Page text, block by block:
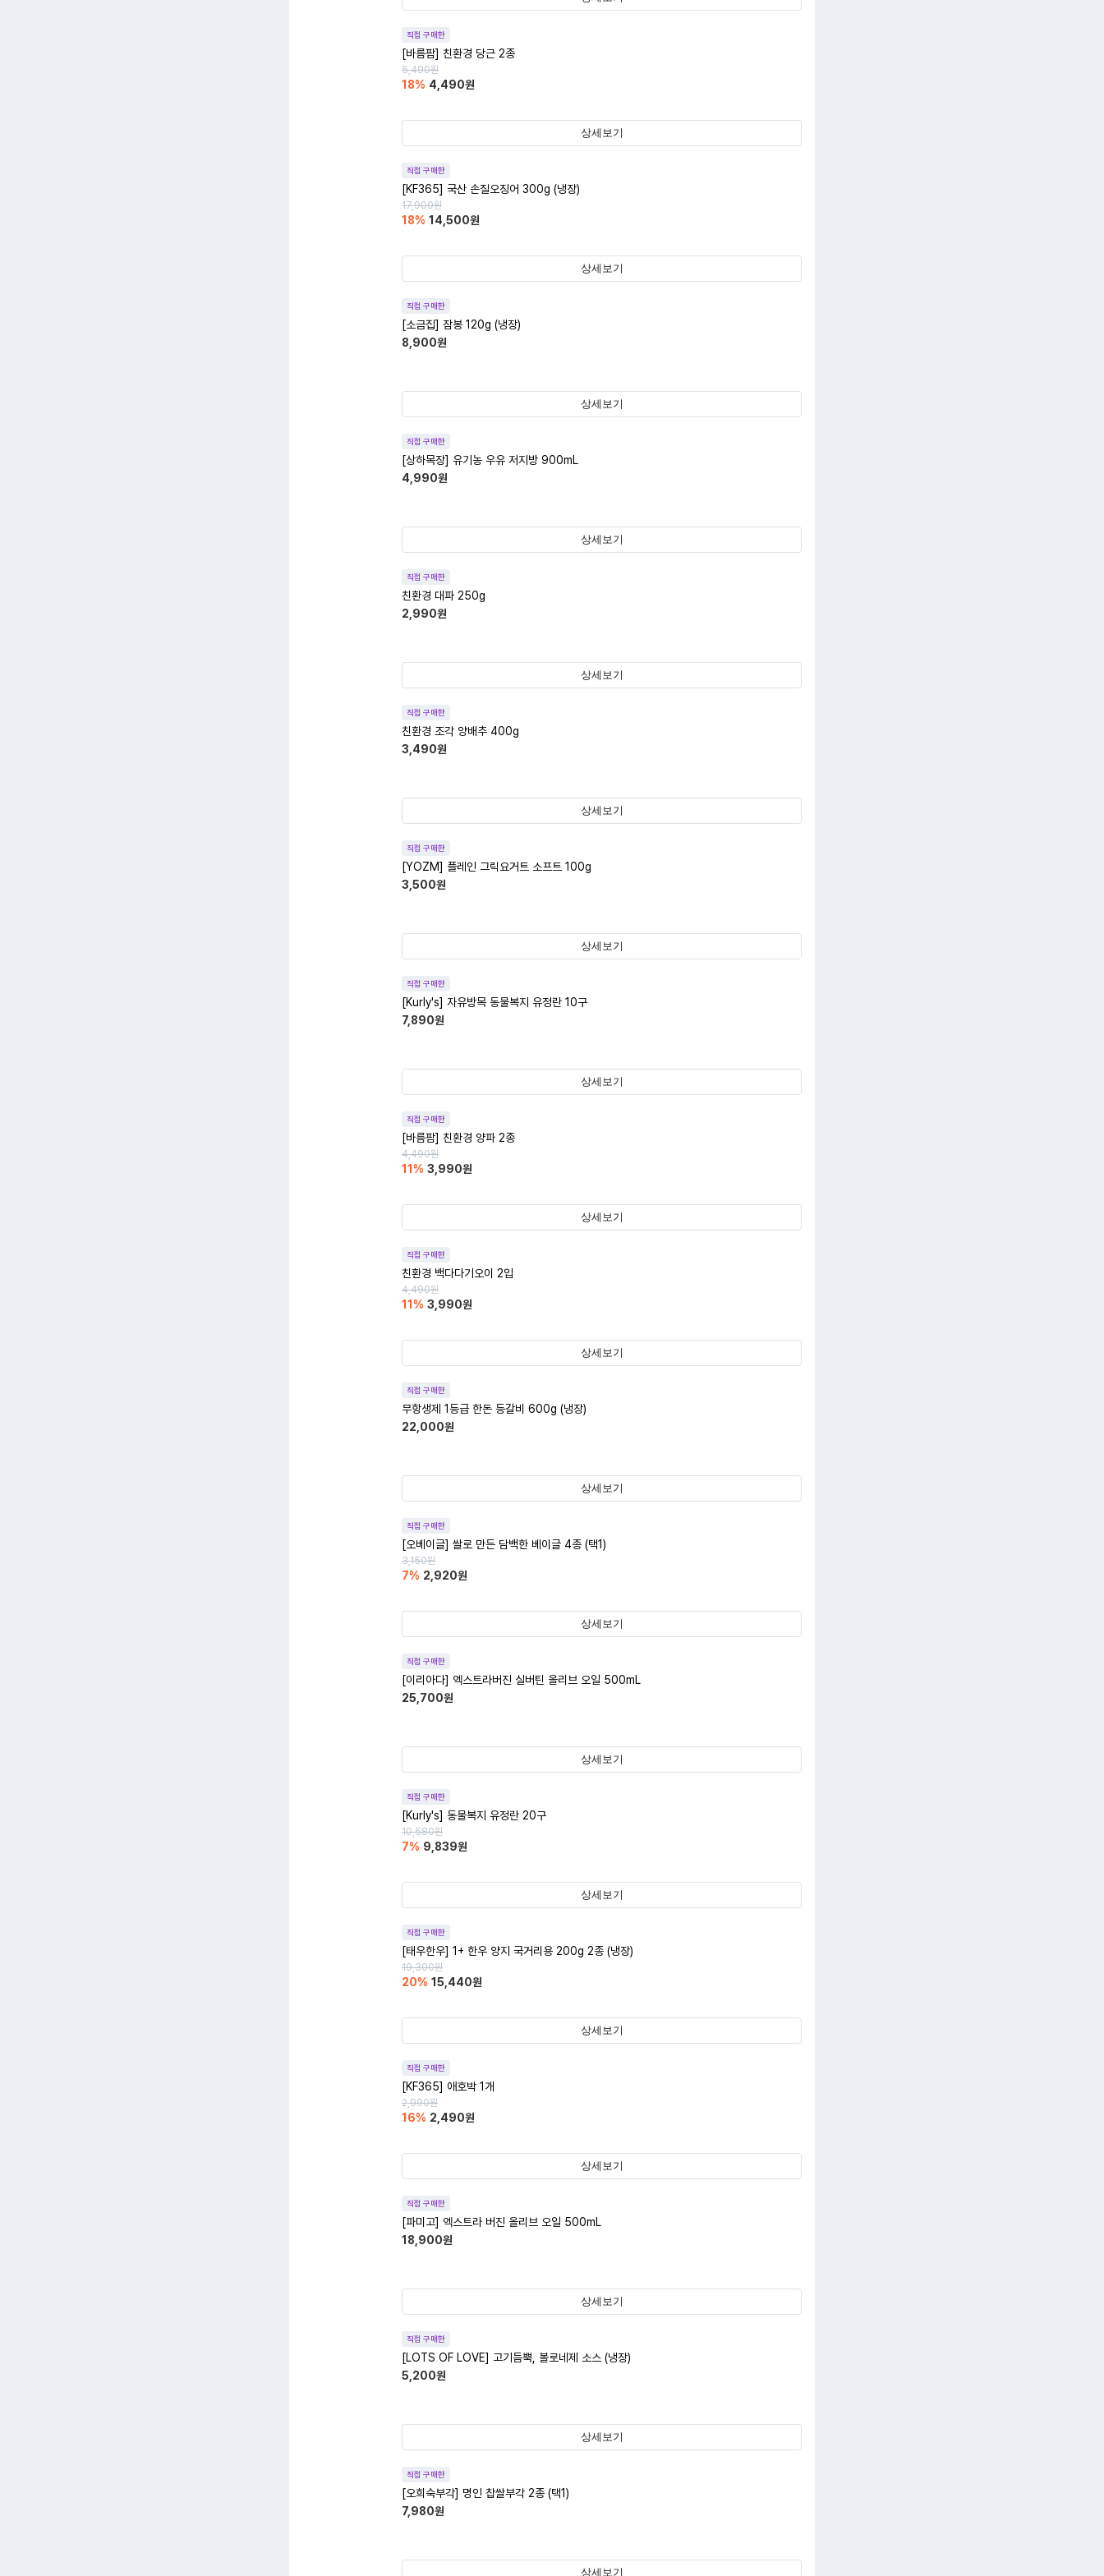
직접 구매한
[바름팜] 친환경 당근 2종
5,490원
18% 4,490원
상세보기
직접 구매한
[KF365] 국산 손질오징어 300g (냉장)
17,900원
18% 14,500원
상세보기
직접 구매한
[소금집] 잠봉 120g (냉장)
8,900원
상세보기
직접 구매한
[상하목장] 유기농 우유 저지방 900mL
4,990원
상세보기
직접 구매한
친환경 대파 250g
2,990원
상세보기
직접 구매한
친환경 조각 양배추 400g
3,490원
상세보기
직접 구매한
[YOZM] 플레인 그릭요거트 소프트 100g
3,500원
상세보기
직접 구매한
[Kurly's] 자유방목 동물복지 유정란 10구
7,890원
상세보기
직접 구매한
[바름팜] 친환경 양파 2종
4,490원
11 % 3,990원
상세보기
직접 구매한
친환경 백다다기오이 2입
4,490원
11 % 3,990원
상세보기
직접 구매한
무항생제 1등급 한돈 등갈비 600g (냉장)
22,000원
상세보기
직접 구매한
[오베이글] 쌀로 만든 담백한 베이글 4종 (택1)
3,150원
7% 2,920원
상세보기
직접 구매한
[이리아다] 엑스트라버진 실버틴 올리브 오일 500mL
25,700원
상세보기
직접 구매한
[Kurly's] 동물복지 유정란 20구
10,580원
7% 9,839원
상세보기
직접 구매한
[태우한우] 1+ 한우 양지 국거리용 200g 2종 (냉장)
19,300원
20% 15,440원
상세보기
직접 구매한
[KF365] 애호박 1개
2,990원
16% 2,490원
상세보기
직접 구매한
[파미고] 엑스트라 버진 올리브 오일 500mL
18,900원
상세보기
직접 구매한
[LOTS OF LOVE] 고기듬뿍, 볼로네제 소스 (냉장)
5,200원
상세보기
직접 구매한
[오희숙부각] 명인 찹쌀부각 2종 (택1)
7,980원
상세보기